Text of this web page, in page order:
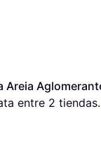
entre 2 tiendas.